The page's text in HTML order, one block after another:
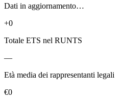
Dati in aggiornamento…
+0
Totale ETS nel RUNTS
—
Età media dei rappresentanti legali
€0